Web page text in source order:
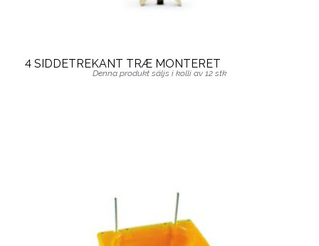
4 SIDDETREKANT TRÆ MONTERET
Denna produkt säljs i kolli av 12 stk